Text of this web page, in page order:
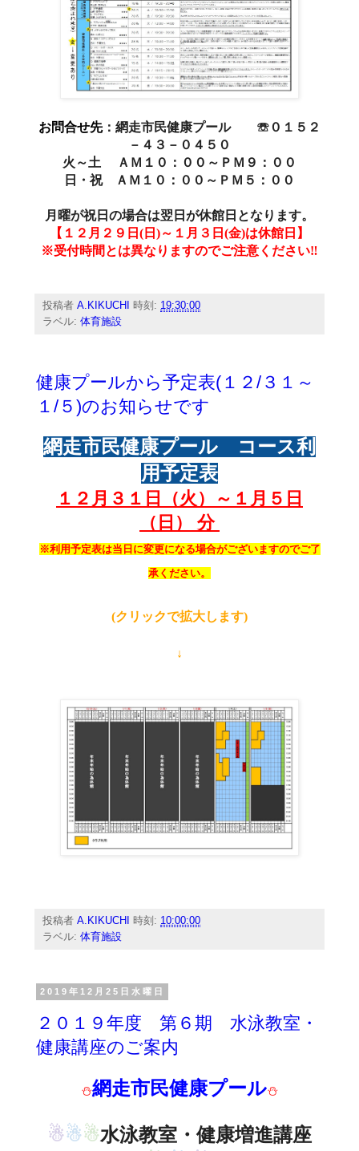
お問合せ先：網走市民健康プール ☏０１５２
－４３－０４５０
火～土 ＡＭ１０：００～ＰＭ９：００
日・祝 ＡＭ１０：００～ＰＭ５：００
月曜が祝日の場合は翌日が休館日となります。
【１２月２９日(日)～１月３日(金)は休館日】
※受付時間とは異なりますのでご注意ください‼
投稿者A.KIKUCHI 時刻: 19:30:00
ラベル:体育施設
健康プールから予定表(１２/３１～
１/５)のお知らせです
網走市民健康プール コース利
用予定表
１２月３１ 日（火）～１月５ 日
（日） 分
※利用予定表は当日に変更になる場合がございますのでご了
承ください。
(クリックで拡大します)
↓
投稿者A.KIKUCHI 時刻: 10:00:00
ラベル:体育施設
2019年12月25日水曜日
２０１９年度 第６期 水泳教室・
健康講座のご案内
⛄網走市民健康プール⛄
☃☃☃水泳教室・健康増進講座